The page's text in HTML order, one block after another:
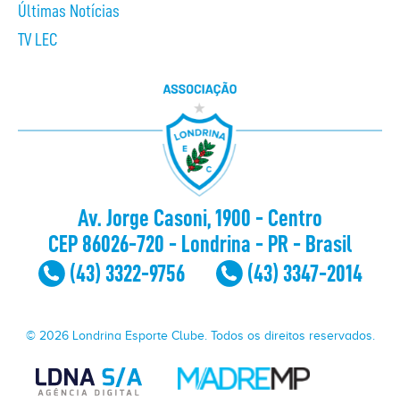
Últimas Notícias
TV LEC
Av. Jorge Casoni, 1900 - Centro
CEP 86026-720 - Londrina - PR - Brasil
(43) 3322-9756
(43) 3347-2014
© 2026 Londrina Esporte Clube. Todos os direitos reservados.